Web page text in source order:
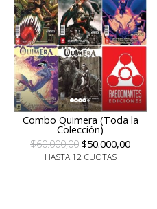
Combo Quimera (Toda la
Colección)
$60.000,00 $50.000,00
HASTA 12 CUOTAS